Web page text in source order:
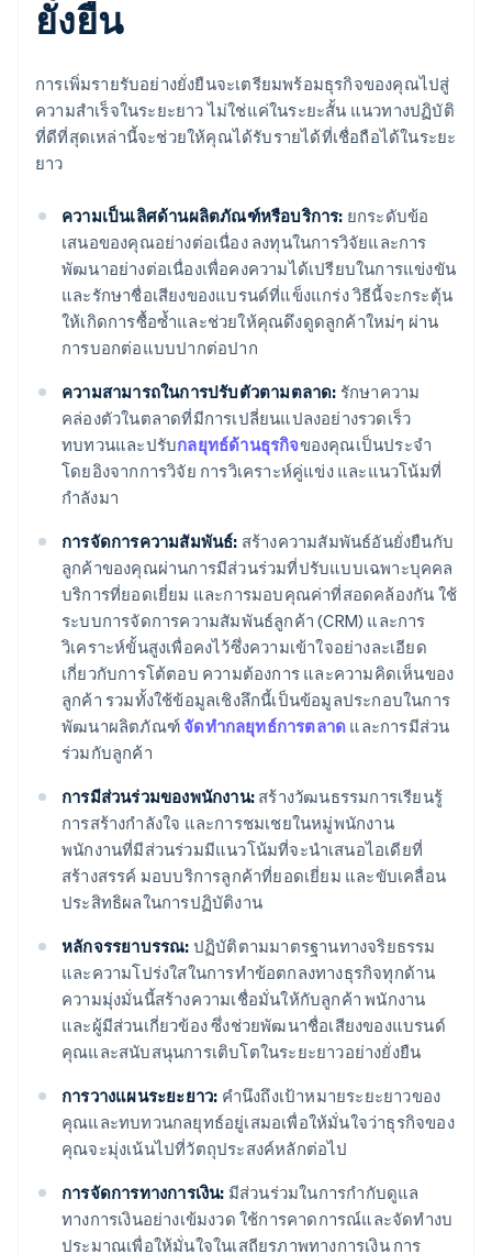
ยั่งยืน
การเพิ่มรายรับอย่างยั่งยืนจะเตรียมพร้อมธุรกิจของคุณไปสู่
ความสําเร็จในระยะยาว ไม่ใช่แค่ในระยะสั้น แนวทางปฏิบัติ
ที่ดีที่สุดเหล่านี้จะช่วยให้คุณได้รับรายได้ที่เชื่อถือได้ในระยะ
ยาว
ความเป็นเลิศด้านผลิตภัณฑ์หรือบริการ: ยกระดับข้อ
เสนอของคุณอย่างต่อเนื่อง ลงทุนในการวิจัยและการ
พัฒนาอย่างต่อเนื่องเพื่อคงความได้เปรียบในการแข่งขัน
และรักษาชื่อเสียงของแบรนด์ที่แข็งแกร่ง วิธีนี้จะกระตุ้น
ให้เกิดการซื้อซ้ำและช่วยให้คุณดึงดูดลูกค้าใหม่ๆ ผ่าน
การบอกต่อแบบปากต่อปาก
ความสามารถในการปรับตัวตามตลาด: รักษาความ
คล่องตัวในตลาดที่มีการเปลี่ยนแปลงอย่างรวดเร็ว
ทบทวนและปรับกลยุทธ์ด้านธุรกิจของคุณเป็นประจำ
โดยอิงจากการวิจัย การวิเคราะห์คู่แข่ง และแนวโน้มที่
กำลังมา
การจัดการความสัมพันธ์: สร้างความสัมพันธ์อันยั่งยืนกับ
ลูกค้าของคุณผ่านการมีส่วนร่วมที่ปรับแบบเฉพาะบุคคล
บริการที่ยอดเยี่ยม และการมอบคุณค่าที่สอดคล้องกัน ใช้
ระบบการจัดการความสัมพันธ์ลูกค้า (CRM) และการ
วิเคราะห์ขั้นสูงเพื่อคงไว้ซึ่งความเข้าใจอย่างละเอียด
เกี่ยวกับการโต้ตอบ ความต้องการ และความคิดเห็นของ
ลูกค้า รวมทั้งใช้ข้อมูลเชิงลึกนี้เป็นข้อมูลประกอบในการ
พัฒนาผลิตภัณฑ์จัดทำกลยุทธ์การตลาด และการมีส่วน
ร่วมกับลูกค้า
การมีส่วนร่วมของพนักงาน: สร้างวัฒนธรรมการเรียนรู้
การสร้างกำลังใจ และการชมเชยในหมู่พนักงาน
พนักงานที่มีส่วนร่วมมีแนวโน้มที่จะนำเสนอไอเดียที่
สร้างสรรค์ มอบบริการลูกค้าที่ยอดเยี่ยม และขับเคลื่อน
ประสิทธิผลในการปฏิบัติงาน
หลักจรรยาบรรณ: ปฏิบัติตามมาตรฐานทางจริยธรรม
และความโปร่งใสในการทำข้อตกลงทางธุรกิจทุกด้าน
ความมุ่งมั่นนี้สร้างความเชื่อมั่นให้กับลูกค้า พนักงาน
และผู้มีส่วนเกี่ยวข้อง ซึ่งช่วยพัฒนาชื่อเสียงของแบรนด์
คุณและสนับสนุนการเติบโตในระยะยาวอย่างยั่งยืน
การวางแผนระยะยาว: คํานึงถึงเป้าหมายระยะยาวของ
คุณและทบทวนกลยุทธ์อยู่เสมอเพื่อให้มั่นใจว่าธุรกิจของ
คุณจะมุ่งเน้นไปที่วัตถุประสงค์หลักต่อไป
การจัดการทางการเงิน: มีส่วนร่วมในการกํากับดูแล
ทางการเงินอย่างเข้มงวด ใช้การคาดการณ์และจัดทํางบ
ประมาณเพื่อให้มั่นใจในเสถียรภาพทางการเงิน การ